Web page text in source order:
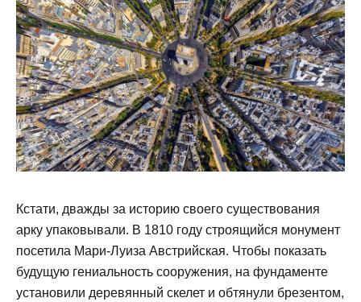
Кстати, дважды за историю своего существования
арку упаковывали. В 1810 году строящийся монумент
посетила Мари-Луиза Австрийская. Чтобы показать
будущую гениальность сооружения, на фундаменте
установили деревянный скелет и обтянули брезентом,